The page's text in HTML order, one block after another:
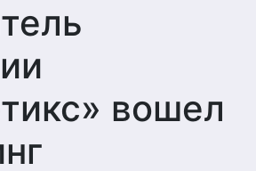
вошел